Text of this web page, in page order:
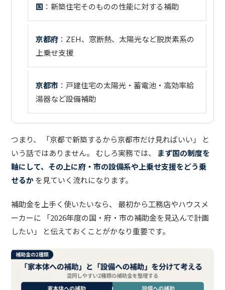
国 ：新築住宅そのものの性能に対する補助
京都府 ：ZEH、窓断熱、太陽光など脱炭素系の
上乗せ支援
京都市 ：戸建住宅の太陽光・蓄電池・高効率給
湯器など設備補助
つまり、 「京都で新築するから京都市だけ見ればいい」 と
いう話ではありません。 むしろ実務では、 まず国の制度を
軸にして、その上に府・市の設備系や上乗せ支援をどう乗
せるかを見ていく流れになります。
補助金を上手く使いたいなら、 最初から工務店やハウスメ
ーカーに 「2026年度の国・府・市の補助金を見込んで計画
したい」 と伝えておくことがかなり重要です。